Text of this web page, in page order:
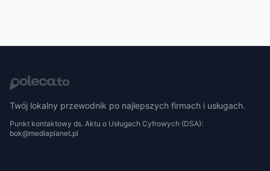
Twój lokalny przewodnik po najlepszych firmach i usługach.
Punkt kontaktowy ds. Aktu o Usługach Cyfrowych (DSA):
bok@mediaplanet.pl